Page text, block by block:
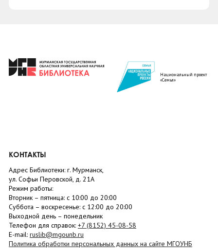
Национальный проект
«Семья»
КОНТАКТЫ
Адрес Библиотеки: г. Мурманск,
ул. Софьи Перовской, д. 21А
Режим работы:
Вторник – пятница: с 10:00 до 20:00
Суббота – воскресенье: c 12:00 до 20:00
Выходной день – понедельник
Телефон для справок: +7 (8152) 45-08-58
E-mail: ruslib@mgounb.ru
Политика обработки персональных данных на сайте МГОУНБ